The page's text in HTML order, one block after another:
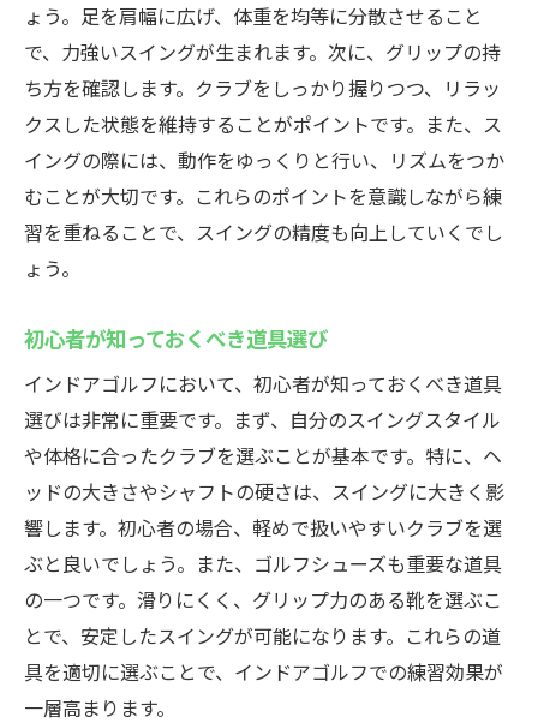
ょう。足を肩幅に広げ、体重を均等に分散させること
で、力強いスイングが生まれます。次に、グリップの持
ち方を確認します。クラブをしっかり握りつつ、リラッ
クスした状態を維持することがポイントです。また、ス
イングの際には、動作をゆっくりと行い、リズムをつか
むことが大切です。これらのポイントを意識しながら練
習を重ねることで、スイングの精度も向上していくでし
ょう。
初心者が知っておくべき道具選び
インドアゴルフにおいて、初心者が知っておくべき道具
選びは非常に重要です。まず、自分のスイングスタイル
や体格に合ったクラブを選ぶことが基本です。特に、ヘ
ッドの大きさやシャフトの硬さは、スイングに大きく影
響します。初心者の場合、軽めで扱いやすいクラブを選
ぶと良いでしょう。また、ゴルフシューズも重要な道具
の一つです。滑りにくく、グリップ力のある靴を選ぶこ
とで、安定したスイングが可能になります。これらの道
具を適切に選ぶことで、インドアゴルフでの練習効果が
一層高まります。